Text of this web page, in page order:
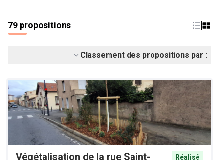
79 propositions
Classement des propositions par :
Végétalisation de la rue Saint-
Réalisé